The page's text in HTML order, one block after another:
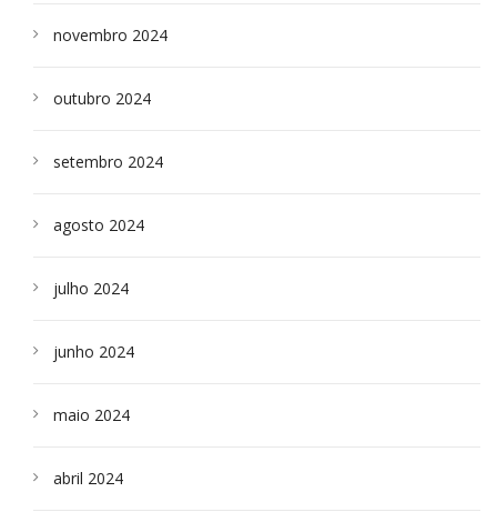
novembro 2024
outubro 2024
setembro 2024
agosto 2024
julho 2024
junho 2024
maio 2024
abril 2024